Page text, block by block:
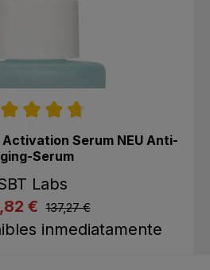
de 4.7 de 5 estrellas
Serum NEU Anti-
Serum
Labs
€ listing.regularPriceLabel
137,27 €
inmediatamente
ahora A la cesta